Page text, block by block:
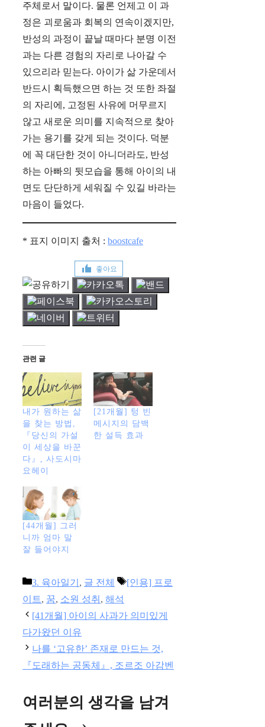
주체로서 말이다. 물론 언제고 이 과
정은 괴로움과 회복의 연속이겠지만,
반성의 과정이 끝날 때마다 분명 이전
과는 다른 경험의 자리로 나아갈 수
있으리라 믿는다. 아이가 삶 가운데서
반드시 획득했으면 하는 것 또한 좌절
의 자리에, 고정된 사유에 머무르지
않고 새로운 의미를 지속적으로 찾아
가는 용기를 갖게 되는 것이다. 덕분
에 꼭 대단한 것이 아니더라도, 반성
하는 아빠의 뒷모습을 통해 아이의 내
면도 단단하게 세워질 수 있길 바라는
마음이 들었다.
* 표지 이미지 출처 : boostcafe
좋아요
관련 글
내가 원하는 삶
을 찾는 방법,
『당신의 가설
이 세상을 바꾼
다』, 사도시마
요헤이
[21개월] 텅 빈
메시지의 담백
한 설득 효과
[44개월] 그러
니까 엄마 말
잘 들어야지
카
테
고
리
3. 육아일기 , 글 전체
태
[인용] 프로
이트 , 꿈, 소원 성취 , 해석
[41개월] 아이의 사과가 의미있게
다가왔던 이유
나를 ‘고유한’ 존재로 만드는 것,
『도래하는 공동체』, 조르조 아감벤
여러분의 생각을 남겨